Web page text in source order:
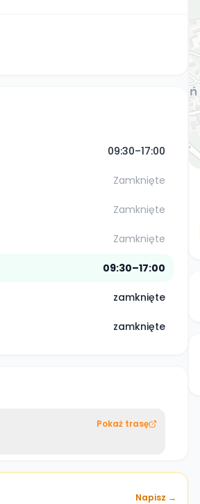
09:30–17:00
Zamknięte
Zamknięte
Zamknięte
09:30–17:00
zamknięte
zamknięte
Pokaż trasę
Napisz →